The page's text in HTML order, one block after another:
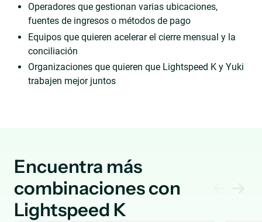
Operadores que gestionan varias ubicaciones,
fuentes de ingresos o métodos de pago
Equipos que quieren acelerar el cierre mensual y la
conciliación
Organizaciones que quieren que Lightspeed K y Yuki
trabajen mejor juntos
Encuentra más
combinaciones con
Lightspeed K